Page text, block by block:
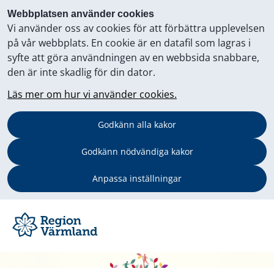
Webbplatsen använder cookies
Vi använder oss av cookies för att förbättra upplevelsen
på vår webbplats. En cookie är en datafil som lagras i
syfte att göra användningen av en webbsida snabbare,
den är inte skadlig för din dator.
Läs mer om hur vi använder cookies.
Godkänn alla kakor
Godkänn nödvändiga kakor
Anpassa inställningar